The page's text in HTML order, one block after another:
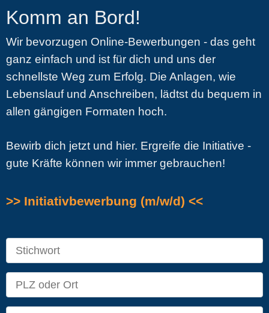
Komm an Bord!
Wir bevorzugen Online-Bewerbungen - das geht
ganz einfach und ist für dich und uns der
schnellste Weg zum Erfolg. Die Anlagen, wie
Lebenslauf und Anschreiben, lädtst du bequem in
allen gängigen Formaten hoch.
Bewirb dich jetzt und hier. Ergreife die Initiative -
gute Kräfte können wir immer gebrauchen!
>> Initiativbewerbung (m/w/d) <<